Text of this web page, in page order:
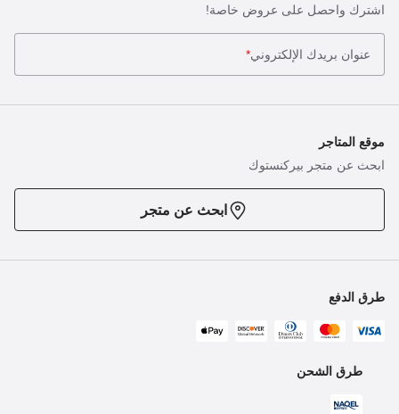
اشترك واحصل على عروض خاصة!
عنوان بريدك الإلكتروني*
موقع المتاجر
ابحث عن متجر بيركنستوك
ابحث عن متجر
طرق الدفع
طرق الشحن